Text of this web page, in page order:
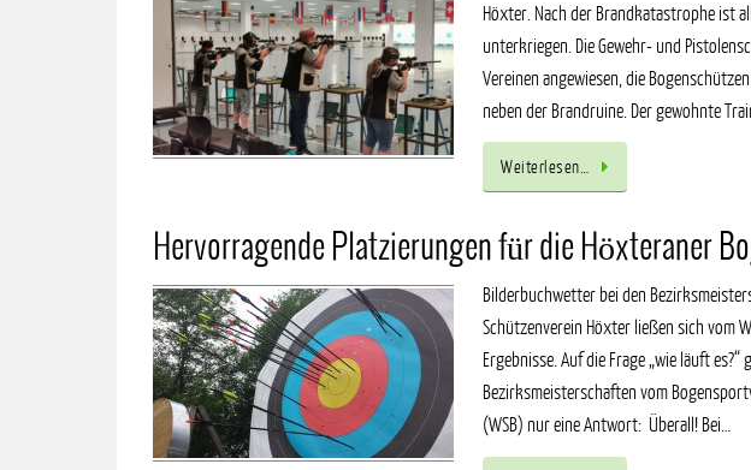
Höxter. Nach der Brandkatastrophe ist
unterkriegen. Die Gewehr- und
Vereinen angewiesen, die
neben der Brandruine. Der gewohnte
Weiterlesen…
Hervorragende Platzierungen für die Höxteraner
Bilderbuchwetter bei den
Schützenverein Höxter ließen sich vom
Ergebnisse. Auf die Frage „wie läuft
Bezirksmeisterschaften vom
(WSB) nur eine Antwort: Überall! Bei…